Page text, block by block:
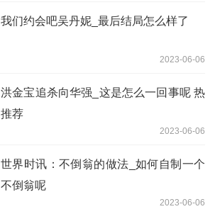
我们约会吧吴丹妮_最后结局怎么样了
2023-06-06
洪金宝追杀向华强_这是怎么一回事呢 热
推荐
2023-06-06
世界时讯：不倒翁的做法_如何自制一个
不倒翁呢
2023-06-06